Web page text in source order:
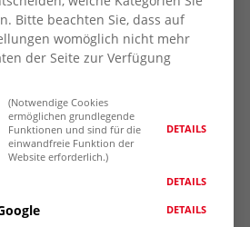
Bitte beachten Sie, dass auf
womöglich nicht mehr
der Seite zur Verfügung
(Notwendige Cookies
ermöglichen grundlegende
Funktionen und sind für die
einwandfreie Funktion der
Website erforderlich.)
DETAILS
DETAILS
DETAILS